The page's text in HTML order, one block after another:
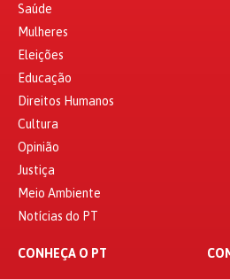
Saúde
Mulheres
Eleições
Educação
Direitos Humanos
Cultura
Opinião
Justiça
Meio Ambiente
Notícias do PT
CONHEÇA O PT